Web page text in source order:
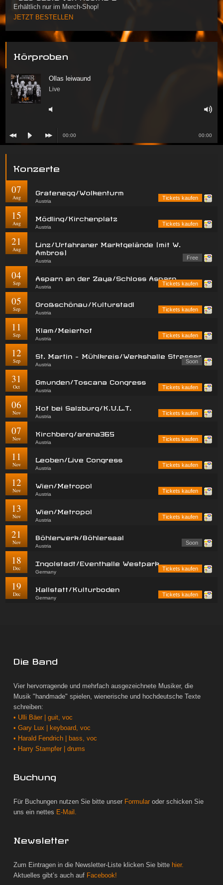
Erhältlich nur im Merch-Shop!
JETZT BESTELLEN
Hörproben
Ollas leiwaund
Live
00:00 00:00
Konzerte
07
Aug
Grafenegg/Wolkenturm
Austria
Tickets kaufen
15
Aug
Mödling/Kirchenplatz
Austria
Tickets kaufen
21
Aug
Linz/Urfahraner Marktgelände (mit W.
Ambros)
Austria
Free
04
Sep
Asparn an der Zaya/Schloss Asparn
Austria
Tickets kaufen
05
Sep
Großschönau/Kulturstadl
Austria
Tickets kaufen
11
Sep
Klam/Meierhof
Austria
Tickets kaufen
12
Sep
St. Martin - Mühlkreis/Werkshalle Strasser
Austria
Soon
31
Oct
Gmunden/Toscana Congress
Austria
Tickets kaufen
06
Nov
Hof bei Salzburg/K.U.L.T.
Austria
Tickets kaufen
07
Nov
Kirchberg/arena365
Austria
Tickets kaufen
11
Nov
Leoben/Live Congress
Austria
Tickets kaufen
12
Nov
Wien/Metropol
Austria
Tickets kaufen
13
Nov
Wien/Metropol
Austria
Tickets kaufen
21
Nov
Böhlerwerk/Böhlersaal
Austria
Soon
18
Dec
Ingolstadt/Eventhalle Westpark
Germany
Tickets kaufen
19
Dec
Hallstatt/Kulturboden
Germany
Tickets kaufen
Die Band
Vier hervorragende und mehrfach ausgezeichnete Musiker, die
Musik "handmade" spielen, wienerische und hochdeutsche Texte
schreiben:
• Ulli Bäer | guit, voc
• Gary Lux | keyboard, voc
• Harald Fendrich | bass, voc
• Harry Stampfer | drums
Buchung
Für Buchungen nutzen Sie bitte unser Formular oder schicken Sie
uns ein nettes E-Mail.
Newsletter
Zum Eintragen in die Newsletter-Liste klicken Sie bitte hier.
Aktuelles gibt’s auch auf Facebook!